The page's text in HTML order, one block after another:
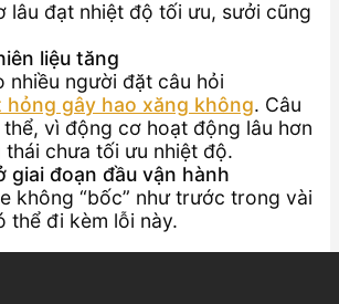
lâu đạt nhiệt độ tối ưu, sưởi cũng
liệu tăng
nhiều người đặt câu hỏi
gây hao xăng không. Câu
vì động cơ hoạt động lâu hơn
chưa tối ưu nhiệt độ.
giai đoạn đầu vận hành
không “bốc” như trước trong vài
thể đi kèm lỗi này.